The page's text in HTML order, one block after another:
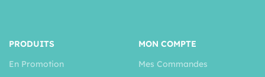
PRODUITS
En Promotion
MON COMPTE
Mes Commandes